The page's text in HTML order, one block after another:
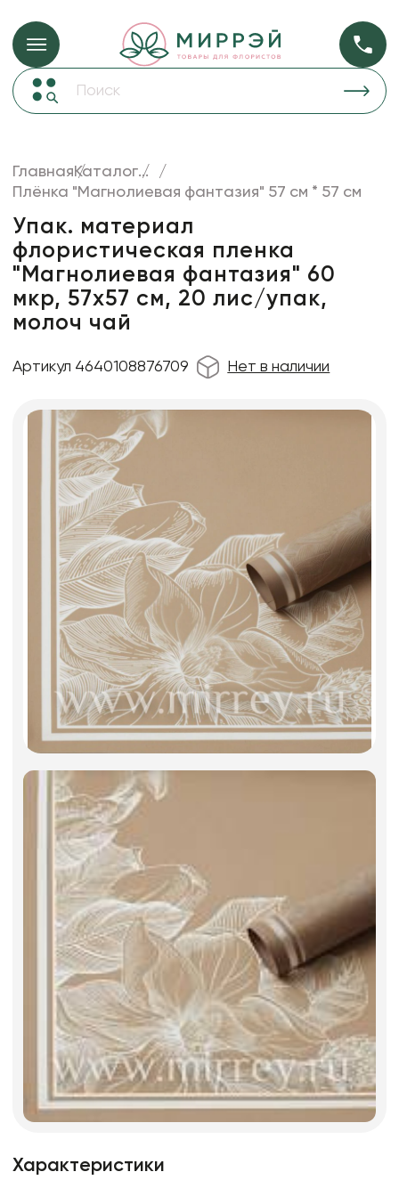
Упаковка для цветов и подарков Упаковка для
Коробки для цветов
Декор для дома
Лента
Товары для флористов
Пакеты для цветов и подарков
Декоративные вазы, кашпо
Игрушки мягкие
Изделия из металла
Сухоцветы
ГлавнаяКаталог...
Плёнка "Магнолиевая фантазия" 57 см * 57 см
Упак. материал
флористическая пленка
"Магнолиевая фантазия" 60
мкр, 57х57 см, 20 лис/упак,
молоч чай
Артикул 4640108876709 Нет в наличии
Характеристики